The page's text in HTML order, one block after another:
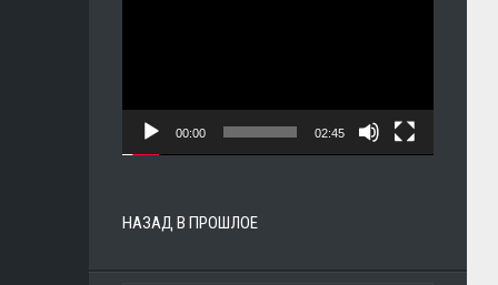
00:00 02:45
НАЗАД В ПРОШЛОЕ